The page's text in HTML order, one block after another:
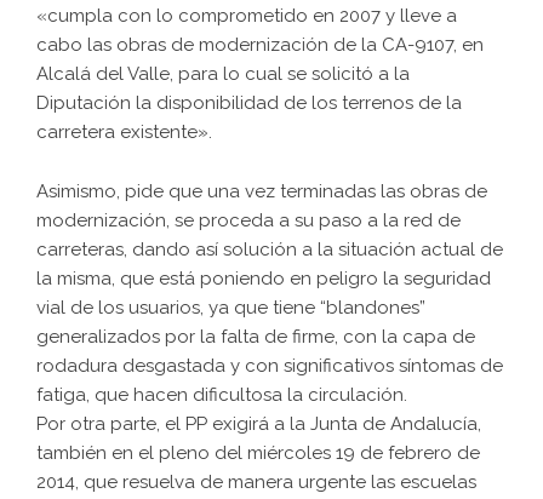
«cumpla con lo comprometido en 2007 y lleve a
cabo las obras de modernización de la CA-9107, en
Alcalá del Valle, para lo cual se solicitó a la
Diputación la disponibilidad de los terrenos de la
carretera existente».
Asimismo, pide que una vez terminadas las obras de
modernización, se proceda a su paso a la red de
carreteras, dando así solución a la situación actual de
la misma, que está poniendo en peligro la seguridad
vial de los usuarios, ya que tiene “blandones”
generalizados por la falta de firme, con la capa de
rodadura desgastada y con significativos síntomas de
fatiga, que hacen dificultosa la circulación.
Por otra parte, el PP exigirá a la Junta de Andalucía,
también en el pleno del miércoles 19 de febrero de
2014, que resuelva de manera urgente las escuelas